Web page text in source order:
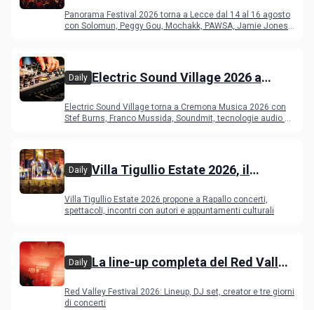
programma
Panorama Festival 2026 torna a Lecce dal 14 al 16 agosto
con Solomun, Peggy Gou, Mochakk, PAWSA, Jamie Jones
Daily Electric Sound Village 2026 a
Young Band Contest, il programma
Electric Sound Village torna a Cremona Musica 2026 con
Stef Burns, Franco Mussida, Soundmit, tecnologie audio e
Daily Villa Tigullio Estate 2026, il
Villa Tigullio Estate 2026 propone a Rapallo concerti,
spettacoli, incontri con autori e appuntamenti culturali
Daily La line-up completa del Red Valley
Red Valley Festival 2026: Lineup, DJ set, creator e tre giorni
di concerti